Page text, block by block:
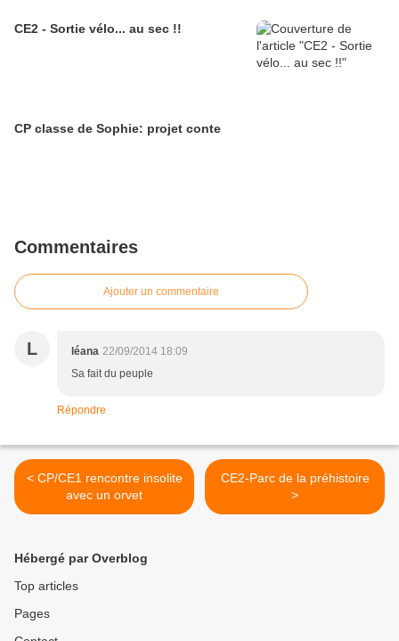
CE2 - Sortie vélo... au sec !!
CP classe de Sophie: projet conte
Commentaires
Ajouter un commentaire
L léana 22/09/2014 18:09
Sa fait du peuple
Répondre
< CP/CE1 rencontre insolite
avec un orvet
CE2-Parc de la préhistoire
>
Hébergé par Overblog
Top articles
Pages